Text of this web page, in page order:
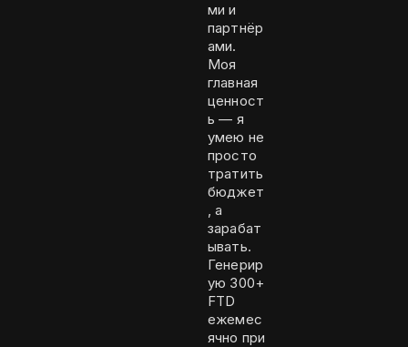
ми и
партнёр
ами.
Моя
главная
ценност
ь — я
умею не
просто
тратить
бюджет
, а
зарабат
ывать.
Генерир
ую 300+
FTD
ежемес
ячно при